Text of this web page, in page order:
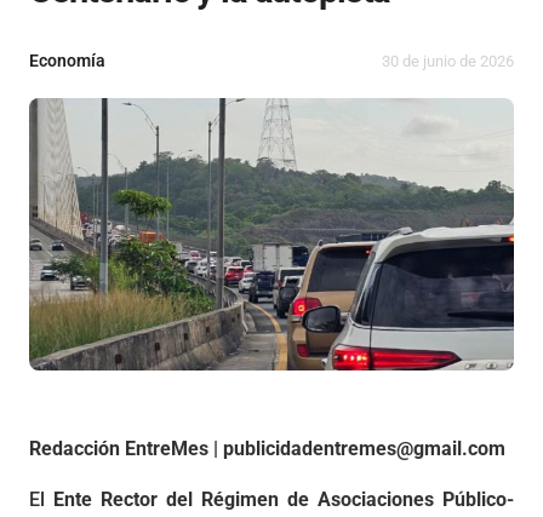
Economía 30 de junio de 2026
Redacción EntreMes | publicidadentremes@gmail.com
El Ente Rector del Régimen de Asociaciones Público-